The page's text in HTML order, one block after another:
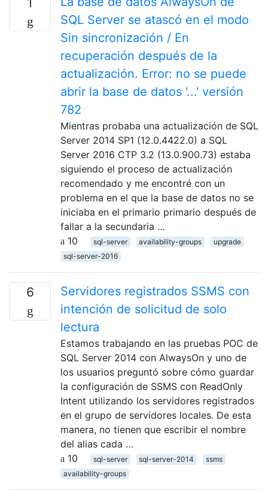
SQL Server se atascó en el modo
Sin sincronización / En
recuperación después de la
actualización. Error: no se puede
abrir la base de datos '...' versión
782
Mientras probaba una actualización de SQL
Server 2014 SP1 (12.0.4422.0) a SQL
Server 2016 CTP 3.2 (13.0.900.73) estaba
siguiendo el proceso de actualización
recomendado y me encontré con un
problema en el que la base de datos no se
iniciaba en el primario primario después de
fallar a la secundaria …
10
sql-server availability-groups
upgrade
sql-server-2016
6
Servidores registrados SSMS con
intención de solicitud de solo
lectura
Estamos trabajando en las pruebas POC de
SQL Server 2014 con AlwaysOn y uno de
los usuarios preguntó sobre cómo guardar
la configuración de SSMS con ReadOnly
Intent utilizando los servidores registrados
en el grupo de servidores locales. De esta
manera, no tienen que escribir el nombre
del alias cada …
10
sql-server sql-server-2014
ssms
availability-groups